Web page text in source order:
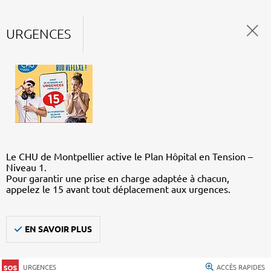
URGENCES
Le CHU de Montpellier active le Plan Hôpital en Tension –
Niveau 1.
Pour garantir une prise en charge adaptée à chacun,
appelez le 15 avant tout déplacement aux urgences.
EN SAVOIR PLUS
URGENCES ACCÈS RAPIDES